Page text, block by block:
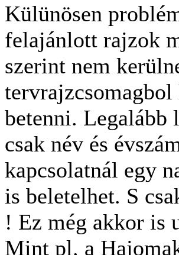
Külünösen
felajánlott rajzok
szerint nem
betenni. Legalább
csak név és
kapcsolatnál egy
is beletelhet. S
! Ez még akkor is
Mint pl. a